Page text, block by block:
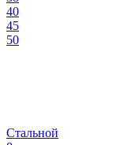
40
45
50
Стальной